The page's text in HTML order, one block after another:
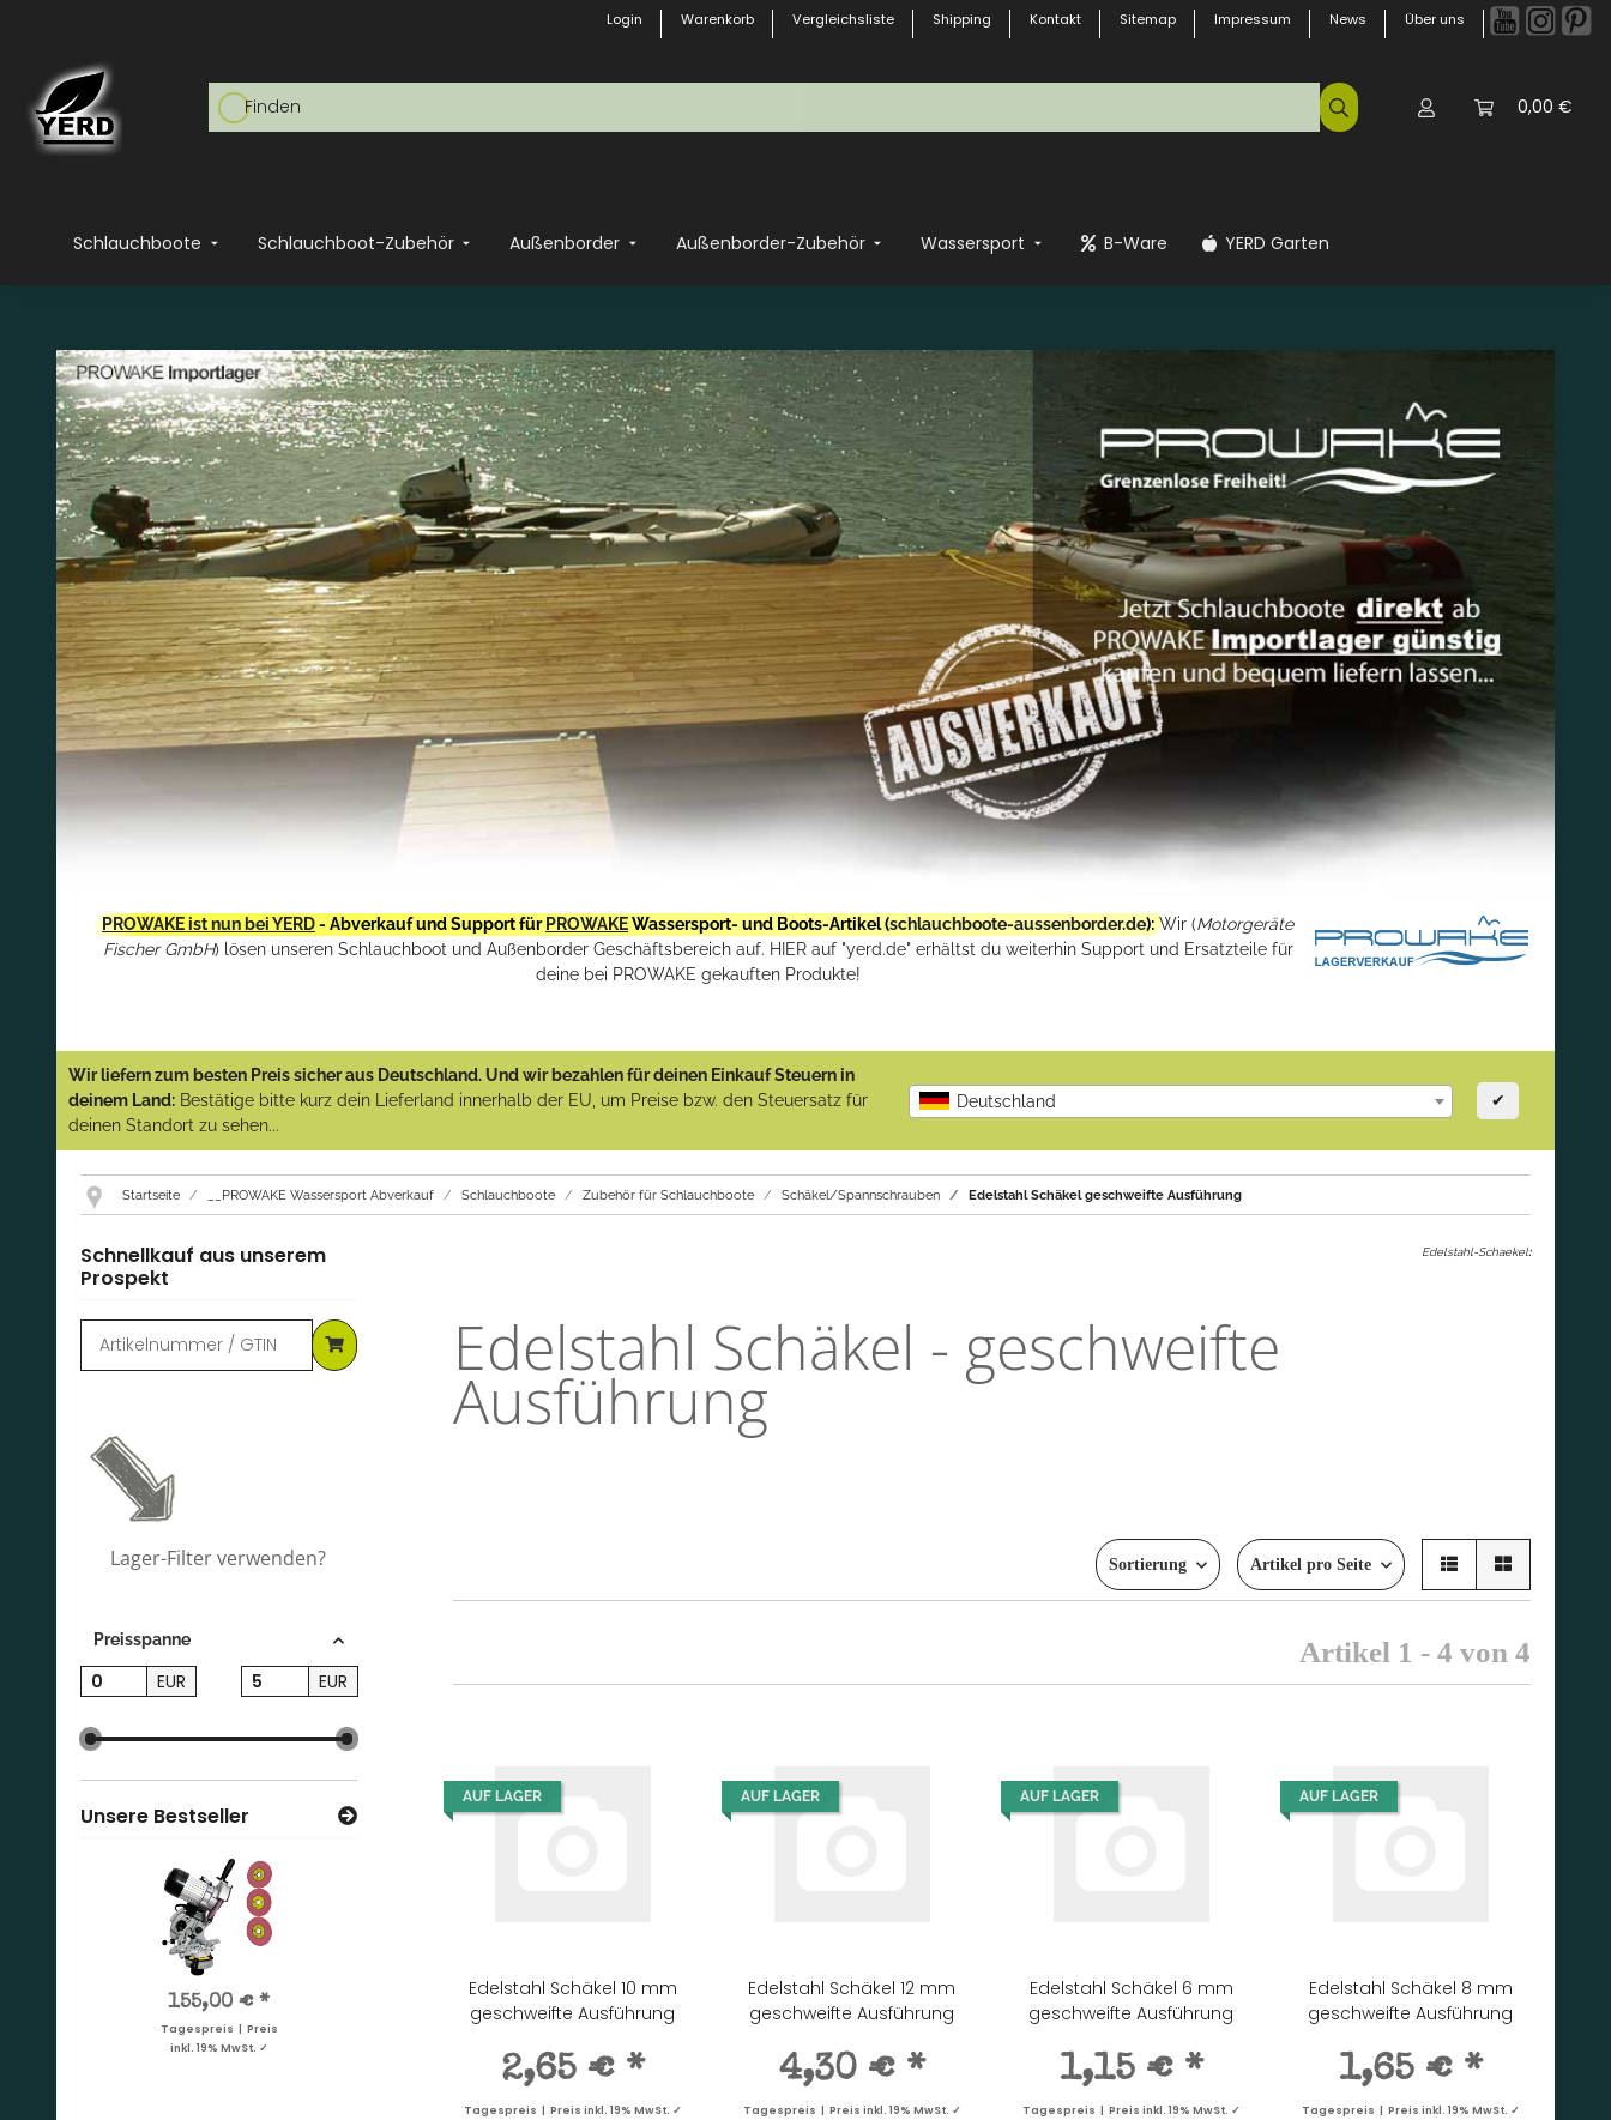
Login Warenkorb Vergleichsliste Shipping Kontakt Sitemap Impressum News Über uns
0,00 €
Schlauchboote Schlauchboot-Zubehör Außenborder Außenborder-Zubehör Wassersport B-Ware YERD Garten
PROWAKE ist nun bei YERD- Abverkauf und Support für PROWAKEWassersport- und Boots-Artikel (schlauchboote-aussenborder.de): Wir (Motorgeräte
Fischer GmbH) lösen unseren Schlauchboot und Außenborder Geschäftsbereich auf. HIER auf "yerd.de" erhältst du weiterhin Support und Ersatzteile für
deine bei PROWAKE gekauften Produkte!
Wir liefern zum besten Preis sicher aus Deutschland. Und wir bezahlen für deinen Einkauf Steuern in
deinem Land: Bestätige bitte kurz dein Lieferland innerhalb der EU, um Preise bzw. den Steuersatz für
deinen Standort zu sehen...
Deutschland ✔
Startseite __PROWAKE Wassersport Abverkauf Schlauchboote Zubehör für Schlauchboote Schäkel/Spannschrauben Edelstahl Schäkel geschweifte Ausführung
Edelstahl-Schaekel:
Edelstahl Schäkel - geschweifte
Ausführung
Sortierung Artikel pro Seite
Artikel 1 - 4 von 4
AUF LAGER
Edelstahl Schäkel 10 mm
geschweifte Ausführung
2,65 € *
Tagespreis | Preis inkl. 19% MwSt. ✓
AUF LAGER
Edelstahl Schäkel 12 mm
geschweifte Ausführung
4,30 € *
Tagespreis | Preis inkl. 19% MwSt. ✓
AUF LAGER
Edelstahl Schäkel 6 mm
geschweifte Ausführung
1,15 € *
Tagespreis | Preis inkl. 19% MwSt. ✓
AUF LAGER
Edelstahl Schäkel 8 mm
geschweifte Ausführung
1,65 € *
Tagespreis | Preis inkl. 19% MwSt. ✓
Schnellkauf aus unserem
Prospekt
Lager-Filter verwenden?
Preisspanne
EUR EUR
Unsere Bestseller
155,00 € *
Tagespreis | Preis
inkl. 19% MwSt. ✓
0,95 €
inkl. 19% MwSt. ✓
inkl. 19% MwSt. ✓
1,07 €
inkl. 19% MwSt. ✓